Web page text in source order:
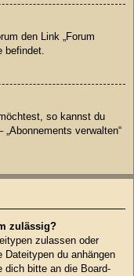
den Link „Forum
befindet.
so kannst du
verwalten“
zulässig?
zulassen oder
du anhängen
dich bitte an die Board-